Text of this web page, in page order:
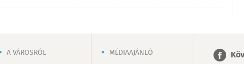
A VÁROSRÓL
MÉDIAAJÁNLÓ